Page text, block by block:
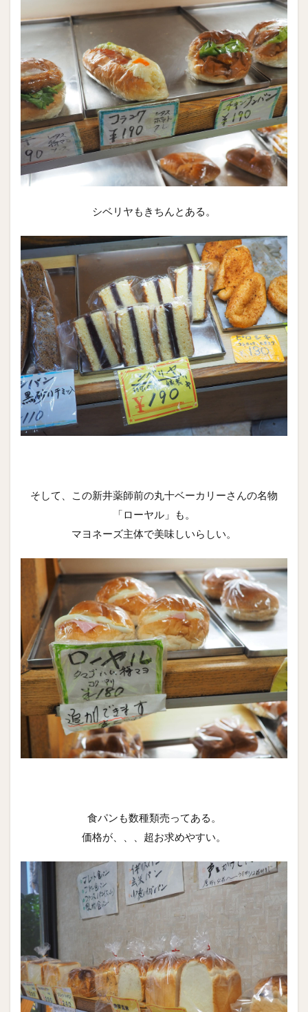
シベリヤもきちんとある。
そして、この新井薬師前の丸十ベーカリーさんの名物
「ローヤル」も。
マヨネーズ主体で美味しいらしい。
食パンも数種類売ってある。
価格が、、、超お求めやすい。